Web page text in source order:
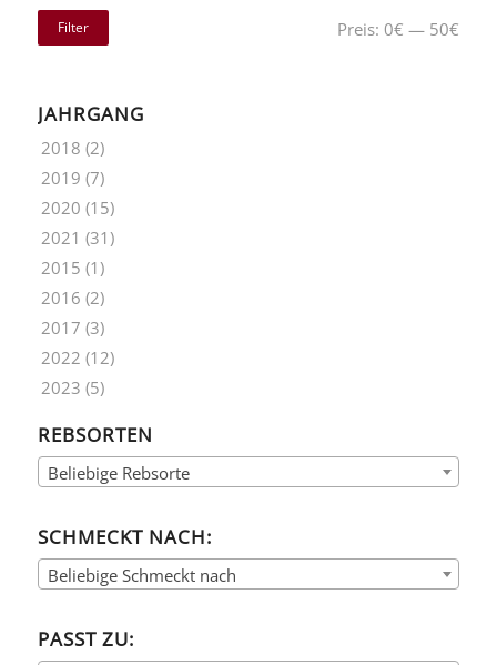
Filter Preis:0€ — 50€
JAHRGANG
2018 (2)
2019 (7)
2020 (15)
2021 (31)
2015 (1)
2016 (2)
2017 (3)
2022 (12)
2023 (5)
REBSORTEN
Beliebige Rebsorte
SCHMECKT NACH:
Beliebige Schmeckt nach
PASST ZU: